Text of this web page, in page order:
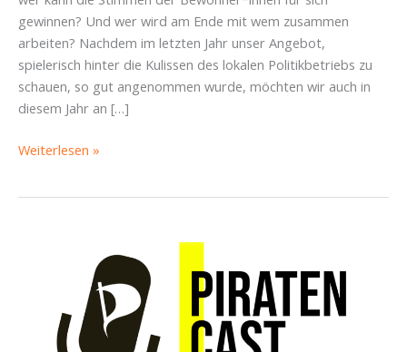
gewinnen? Und wer wird am Ende mit wem zusammen
arbeiten? Nachdem im letzten Jahr unser Angebot,
spielerisch hinter die Kulissen des lokalen Politikbetriebs zu
schauen, so gut angenommen wurde, möchten wir auch in
diesem Jahr an […]
Politik
Weiterlesen »